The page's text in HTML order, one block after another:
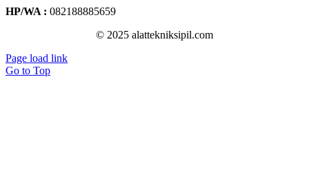
HP/WA : 082188885659
© 2025 alattekniksipil.com
Page load link
Go to Top